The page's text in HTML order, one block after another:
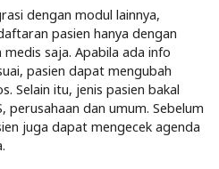
dengan modul lainnya,
pasien hanya dengan
saja. Apabila ada info
pasien dapat mengubah
Selain itu, jenis pasien bakal
perusahaan dan umum. Sebelum
juga dapat mengecek agenda